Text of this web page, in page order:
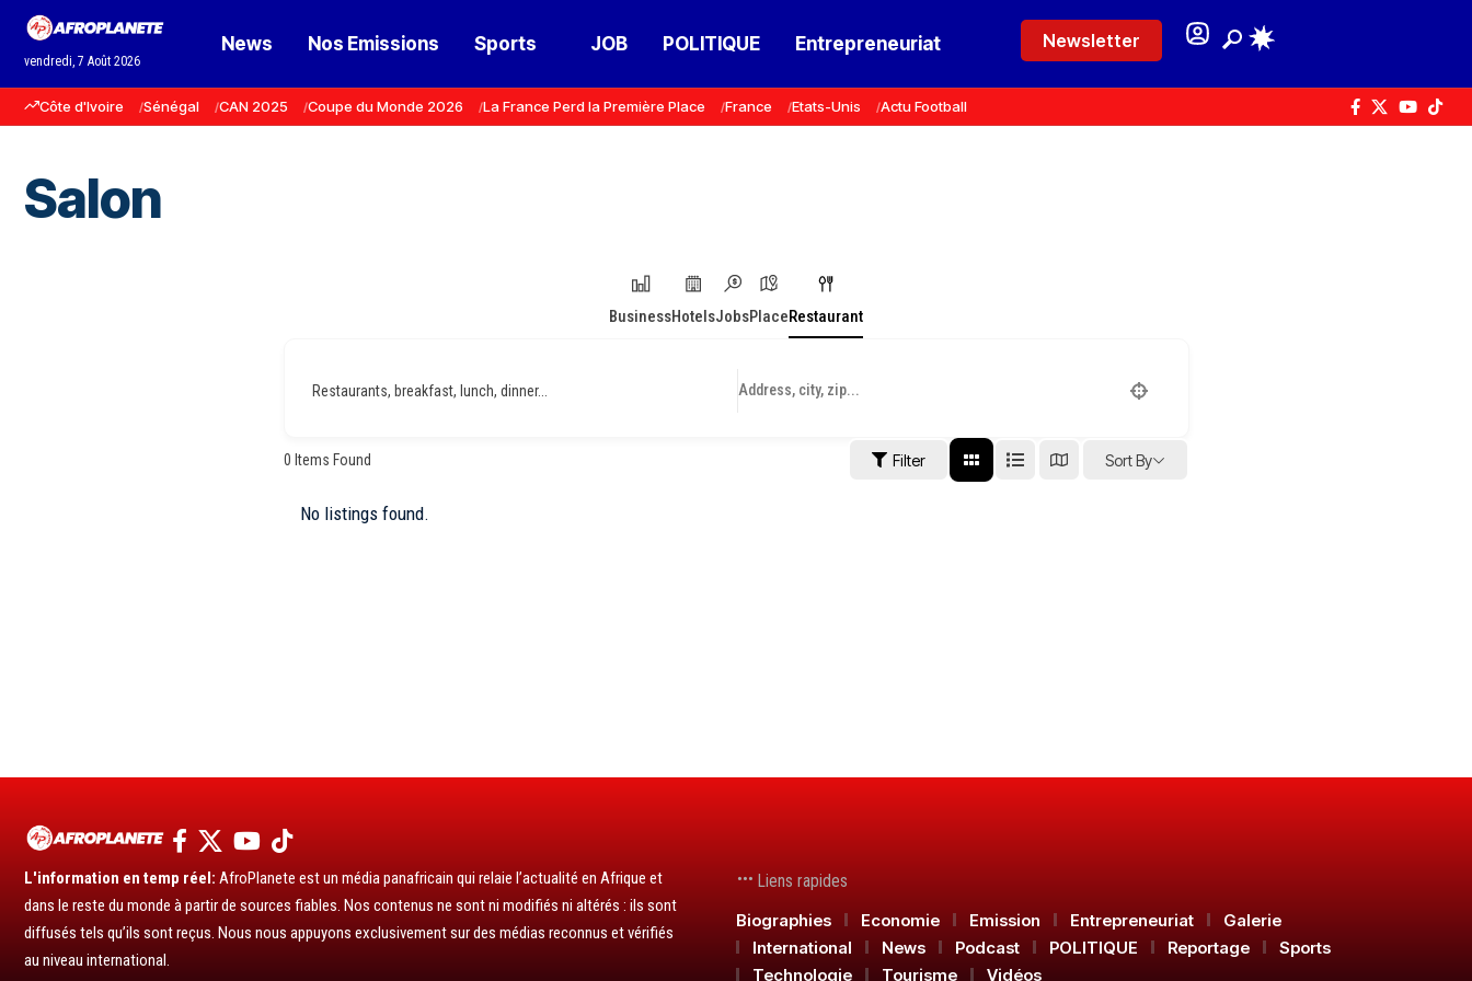
vendredi, 7 Août 2026
News Nos Emissions Sports JOB POLITIQUE Entrepreneuriat Newsletter
Côte d'Ivoire Sénégal CAN 2025 Coupe du Monde 2026 La France Perd la Première Place France Etats-Unis Actu Football
Salon
BusinessHotelsJobsPlaceRestaurant
Restaurants, breakfast, lunch, dinner...
0 Items Found Filter Sort By
No listings found.
L'information en temp réel: AfroPlanete est un média panafricain qui relaie l’actualité en Afrique et
dans le reste du monde à partir de sources fiables. Nos contenus ne sont ni modifiés ni altérés : ils sont
diffusés tels qu’ils sont reçus. Nous nous appuyons exclusivement sur des médias reconnus et vérifiés
au niveau international.
Liens rapides
Biographies
Economie Emission Entrepreneuriat
Galerie
International
News Podcast POLITIQUE Reportage
Sports
Technologie
Tourisme Vidéos